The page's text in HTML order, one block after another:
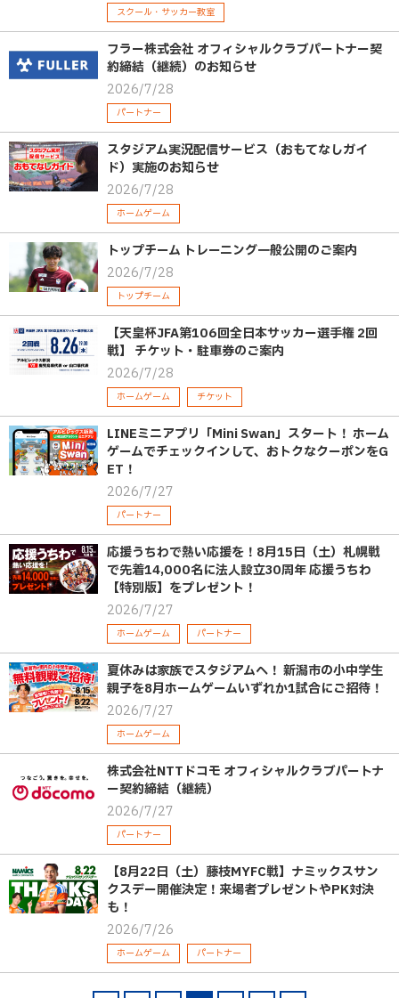
スクール・サッカー教室
フラー株式会社 オフィシャルクラブパートナー契
約締結（継続）のお知らせ
2026/7/28
パートナー
スタジアム実況配信サービス（おもてなしガイ
ド）実施のお知らせ
2026/7/28
ホームゲーム
トップチーム トレーニング一般公開のご案内
2026/7/28
トップチーム
【天皇杯JFA第106回全日本サッカー選手権 2回
戦】 チケット・駐車券のご案内
2026/7/28
ホームゲーム チケット
LINEミニアプリ「Mini Swan」スタート！ ホーム
ゲームでチェックインして、おトクなクーポンをG
ET！
2026/7/27
パートナー
応援うちわで熱い応援を！8月15日（土）札幌戦
で先着14,000名に法人設立30周年 応援うちわ
【特別版】をプレゼント！
2026/7/27
ホームゲーム パートナー
夏休みは家族でスタジアムへ！ 新潟市の小中学生
親子を8月ホームゲームいずれか1試合にご招待！
2026/7/27
ホームゲーム
株式会社NTTドコモ オフィシャルクラブパートナ
ー契約締結（継続）
2026/7/27
パートナー
【8月22日（土）藤枝MYFC戦】ナミックスサン
クスデー開催決定！来場者プレゼントやPK対決
も！
2026/7/26
ホームゲーム パートナー